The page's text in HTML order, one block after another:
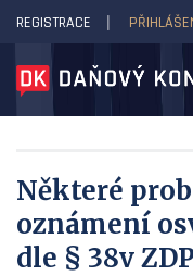
DAŇOVÝ
REGISTRACE
Některé
oznámení
dle § 38v